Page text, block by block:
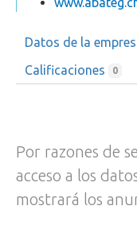
Datos de la
Calificaciones 0
Por razones de
acceso a los
mostrará los